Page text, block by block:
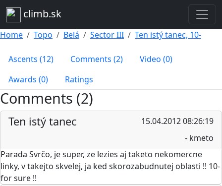
climb.sk
Home Topo Belá Sector III Ten istý tanec, 10-
Ascents (12) Comments (2)
Video (0)
Awards (0)
Ratings
Comments (2)
Ten istý tanec
15.04.2012 08:26:19
- kmeto
Parada Svrčo, je super, ze lezies aj taketo nekomercne
linky, v takejto skvelej, ja ked skorozabudnutej oblasti !! 10-
for sure !!